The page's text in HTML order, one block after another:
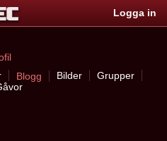
Logga in
Blogg Bilder
Grupper